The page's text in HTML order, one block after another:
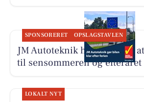
SPONSORERET OPSLAGSTAVLEN
JM Autoteknik hjælper med
til sensommeren og efteråret
LOKALT NYT